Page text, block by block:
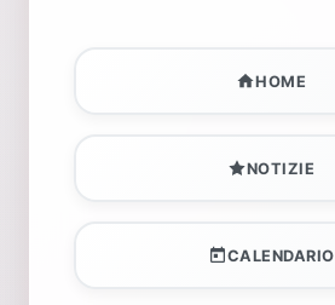
HOME
NOTIZIE
CALENDARIO